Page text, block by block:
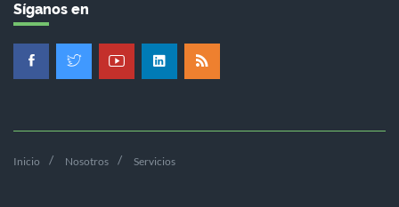
Síganos en
Inicio Nosotros Servicios